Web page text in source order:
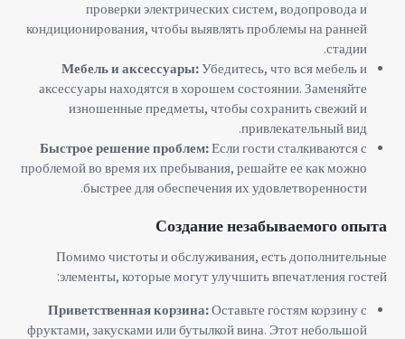
проверки электрических систем, водопровода и
кондиционирования, чтобы выявлять проблемы на ранней
стадии.
Мебель и аксессуары:Убедитесь, что вся мебель и
аксессуары находятся в хорошем состоянии. Заменяйте
изношенные предметы, чтобы сохранить свежий и
привлекательный вид.
Быстрое решение проблем:Если гости сталкиваются с
проблемой во время их пребывания, решайте ее как можно
быстрее для обеспечения их удовлетворенности.
Создание незабываемого опыта
Помимо чистоты и обслуживания, есть дополнительные
элементы, которые могут улучшить впечатления гостей:
Приветственная корзина:Оставьте гостям корзину с
фруктами, закусками или бутылкой вина. Этот небольшой